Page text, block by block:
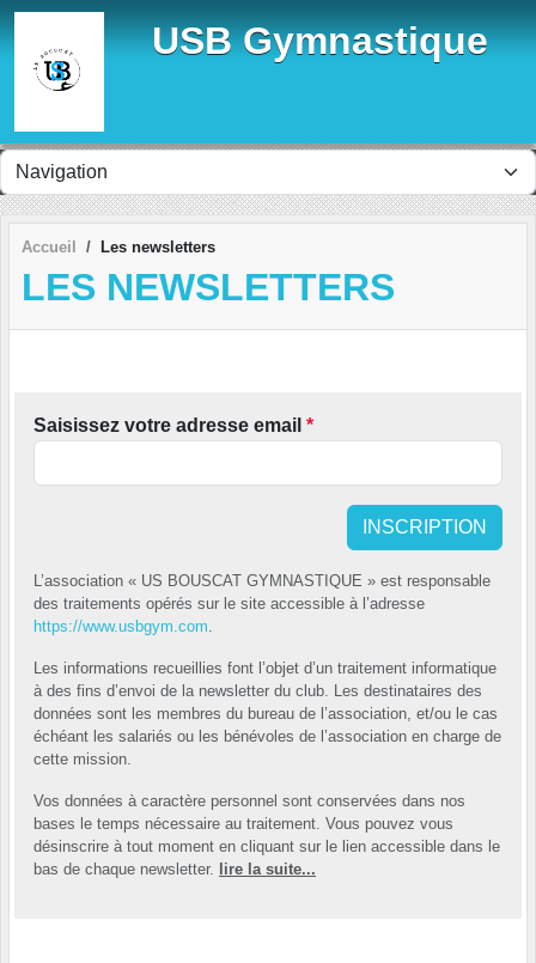
USB Gymnastique
Accueil Les newsletters
LES NEWSLETTERS
Saisissez votre adresse email *
INSCRIPTION
L’association « US BOUSCAT GYMNASTIQUE » est responsable
des traitements opérés sur le site accessible à l’adresse
https://www.usbgym.com
Les informations recueillies font l’objet d’un traitement informatique
à des fins d’envoi de la newsletter du club. Les destinataires des
données sont les membres du bureau de l’association, et/ou le cas
échéant les salariés ou les bénévoles de l’association en charge de
cette mission.
Vos données à caractère personnel sont conservées dans nos
bases le temps nécessaire au traitement. Vous pouvez vous
désinscrire à tout moment en cliquant sur le lien accessible dans le
bas de chaque newsletter. lire la suite...
Panneau de gestion des cookies